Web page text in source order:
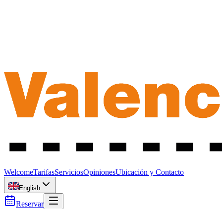
WelcomeTarifasServiciosOpinionesUbicación y Contacto
English
Reservar